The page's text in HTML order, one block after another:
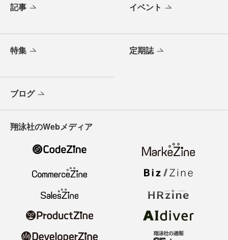
記事 イベント
特集 定期誌
ブログ
翔泳社のWebメディア